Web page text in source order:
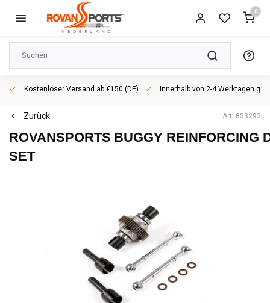
0
Kostenloser Versand ab €150 (DE) Innerhalb von 2-4 Werktagen
Zurück Art: 853292
ROVANSPORTS BUGGY REINFORCING
SET